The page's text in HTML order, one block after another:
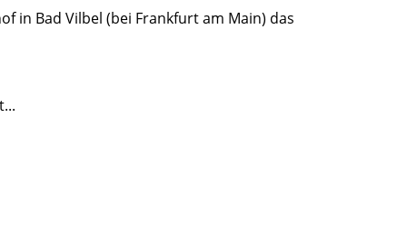
in Bad Vilbel (bei Frankfurt am Main) das